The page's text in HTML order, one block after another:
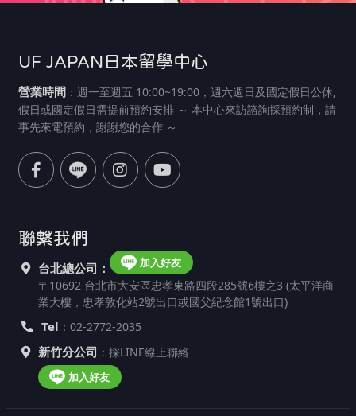
UF JAPAN日本留學中心
營業時間 ：週一至週五 10:00~19:00，週六週日及國定假日公休,
假日或國定假日需提前預約安排 ～ 本中心來訪諮詢採預約制，請
事先來電預約，謝謝您的合作 ～
聯繫我們
台北總公司： 加入好友
〒10692 台北市大安區忠孝東路四段285號6樓之3 (太平洋商
業大樓，忠孝敦化站2號出口或國父紀念館1號出口)
Tel ：02-2772-2035
新竹分公司 ：採LINE線上聯絡
加入好友